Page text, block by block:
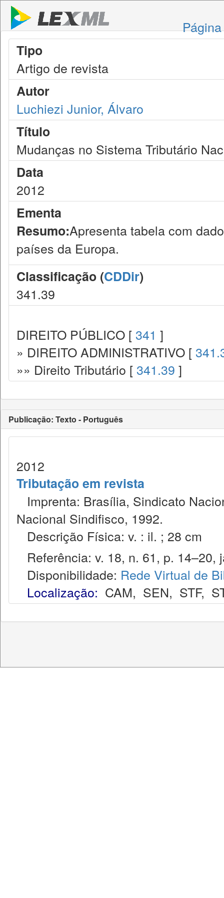
Tipo
Artigo de revista
Autor
Luchiezi Junior, Álvaro
Título
Mudanças no Sistema Tributário
Data
2012
Ementa
Resumo:Apresenta tabela com
países da Europa.
Classificação (CDDir)
341.39
DIREITO PÚBLICO [ 341 ]
» DIREITO ADMINISTRATIVO [
»» Direito Tributário [ 341.39 ]
Publicação: Texto - Português
2012
Tributação em revista
Imprenta: Brasília, Sindicato
Nacional Sindifisco, 1992.
Descrição Física: v. : il. ; 28 cm
Referência: v. 18, n. 61, p. 14–20,
Disponibilidade: Rede Virtual de
Localização: CAM, SEN, STF,